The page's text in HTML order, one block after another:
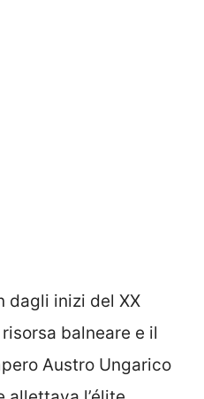
dagli inizi del XX
balneare e il
Austro Ungarico